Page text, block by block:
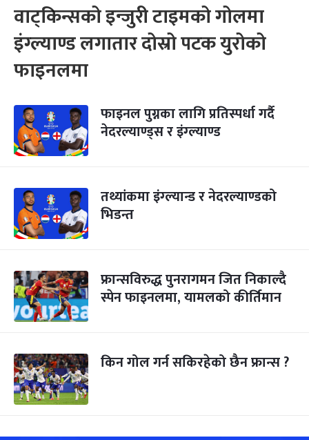
वाट्किन्सको इन्जुरी टाइमको गोलमा
इंग्ल्याण्ड लगातार दोस्रो पटक युरोको
फाइनलमा
फाइनल पुग्नका लागि प्रतिस्पर्धा गर्दै
नेदरल्याण्ड्स र इंग्ल्याण्ड
तथ्यांकमा इंग्ल्यान्ड र नेदरल्याण्डको
भिडन्त
फ्रान्सविरुद्ध पुनरागमन जित निकाल्दै
स्पेन फाइनलमा, यामलको कीर्तिमान
किन गोल गर्न सकिरहेको छैन फ्रान्स ?